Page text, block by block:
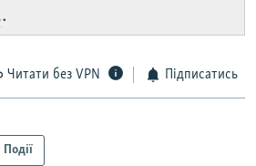
.
Читати без VPN Підписатись